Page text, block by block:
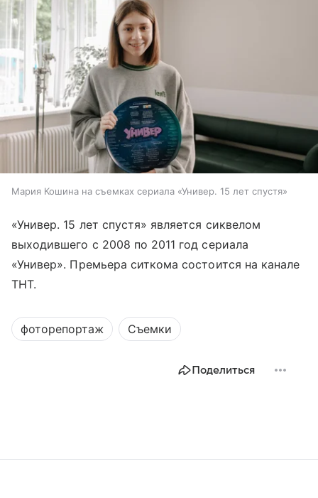
Мария Кошина на съемках сериала «Универ. 15 лет спустя»
«Универ. 15 лет спустя» является сиквелом
выходившего с 2008 по 2011 год сериала
«Универ». Премьера ситкома состоится на канале
ТНТ.
фоторепортаж Съемки
Поделиться